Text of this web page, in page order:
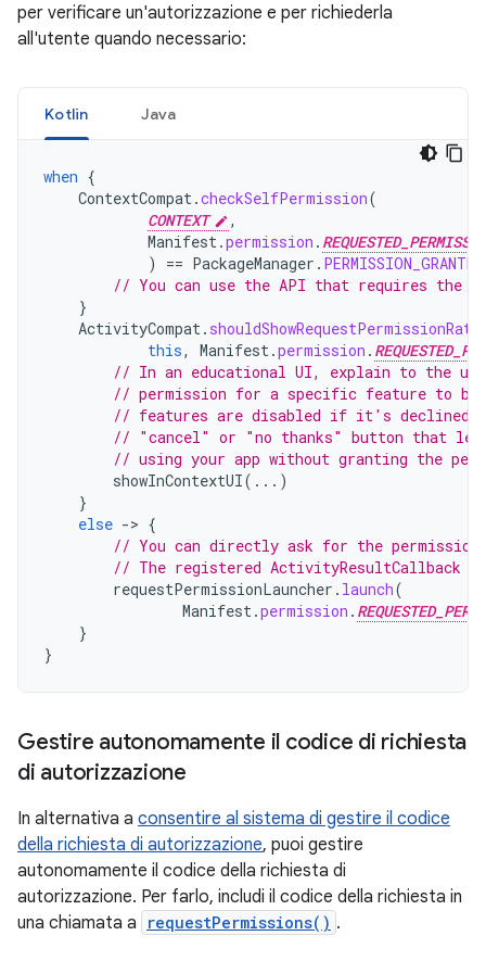
per verificare un'autorizzazione e per richiederla
all'utente quando necessario:
Kotlin Java
when {
ContextCompat.checkSelfPermission(
CONTEXT
,
Manifest.permission .
)
== PackageManager . PERMISSION_GRANTED
// You can use the API that requires the
}
ActivityCompat.
this, Manifest.permission .
// In an educational UI, explain to the
// permission for a specific feature to
// features are disabled if it's
// "cancel" or "no thanks" button that
// using your app without granting the
showInContextUI(...)
}
else -> {
// You can directly ask for the
// The registered ActivityResultCallback
requestPermissionLauncher . launch(
Manifest.permission .
}
}
Gestire autonomamente il codice di richiesta
di autorizzazione
In alternativa a consentire al sistema di gestire il codice
della richiesta di autorizzazione, puoi gestire
autonomamente il codice della richiesta di
autorizzazione. Per farlo, includi il codice della richiesta in
una chiamata a
requestPermissions() .